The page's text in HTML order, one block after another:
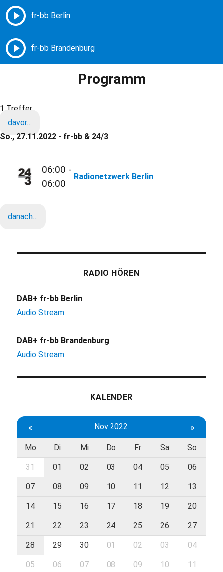
Freie Radios – Berlin Brandenburg
Programm
1 Treffer
davor…
So., 27.11.2022 - fr-bb & 24/3
06:00 -
06:00
Radionetzwerk Berlin
danach…
RADIO HÖREN
DAB+ fr-bb Berlin
Audio Stream
DAB+ fr-bb Brandenburg
Audio Stream
KALENDER
« Nov 2022 »
Mo Di Mi Do Fr Sa So
31 01 02 03 04 05 06
07 08 09 10 11 12 13
14 15 16 17 18 19 20
21 22 23 24 25 26 27
28 29 30 01 02 03 04
05 06 07 08 09 10 11